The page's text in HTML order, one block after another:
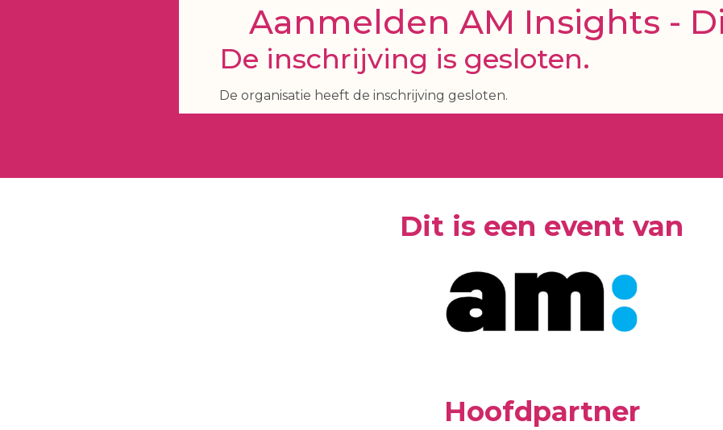
Aanmelden AM Insights -
De inschrijving is gesloten.
De organisatie heeft de inschrijving gesloten.
Dit is een event van
Hoofdpartner